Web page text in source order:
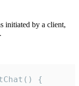
initiated by a client,
{